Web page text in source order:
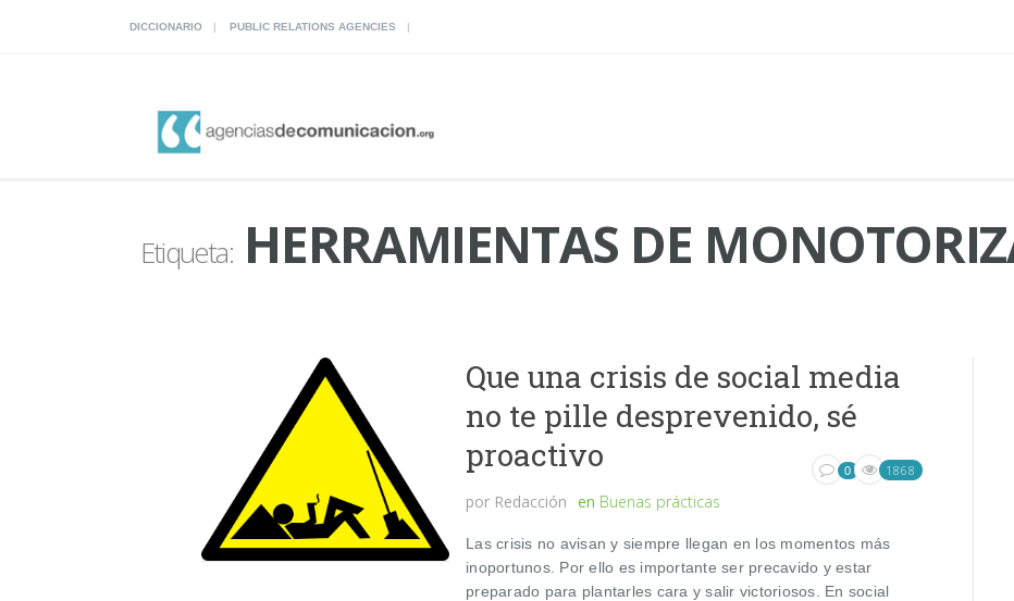
DICCIONARIO PUBLIC RELATIONS AGENCIES
Etiqueta:HERRAMIENTAS DE
Que una crisis de social media
no te pille desprevenido, sé
proactivo
por Redacción en Buenas prácticas
0 1868
Las crisis no avisan y siempre llegan en los momentos más
inoportunos. Por ello es importante ser precavido y estar
preparado para plantarles cara y salir victoriosos. En social